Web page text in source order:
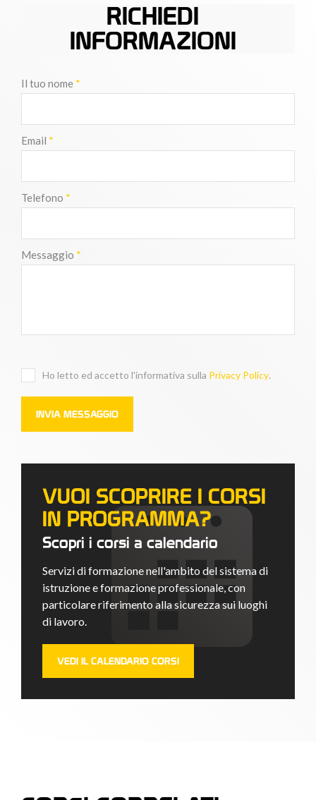
RICHIEDI
INFORMAZIONI
Il tuo nome *
Email *
Telefono *
Messaggio *
Ho letto ed accetto l'informativa sulla Privacy Policy.
VUOI SCOPRIRE I CORSI
IN PROGRAMMA?
Scopri i corsi a calendario
Servizi di formazione nell'ambito del sistema di
istruzione e formazione professionale, con
particolare riferimento alla sicurezza sui luoghi
di lavoro.
VEDI IL CALENDARIO CORSI